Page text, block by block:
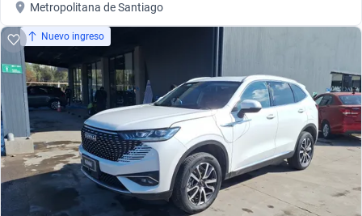
Metropolitana de Santiago
Nuevo ingreso